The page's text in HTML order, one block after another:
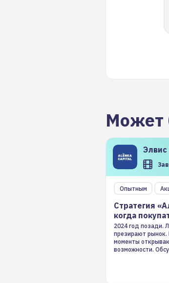
Может
Элвис
Опытным
Стратегия
когда
2024 год позади.
презирают рынок.
моменты
возможности.